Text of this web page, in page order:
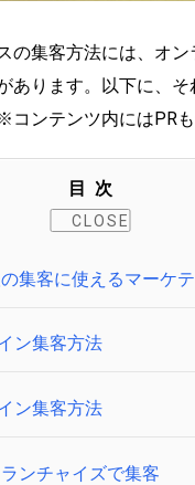
の集客方法には、オン
あります。以下に、
ンテンツ内にはPRも
目次
集客に使えるマーケ
ン集客方法
ン集客方法
ンチャイズで集客